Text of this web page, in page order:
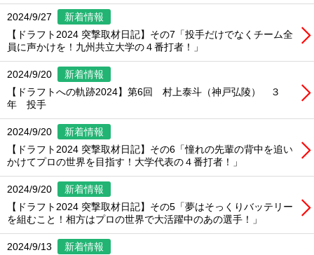
2024/9/27
新着情報
【ドラフト2024 突撃取材日記】その7「投手だけでなくチーム全
員に声かけを！九州共立大学の４番打者！」
2024/9/20
新着情報
【ドラフトへの軌跡2024】第6回 村上泰斗（神戸弘陵） ３
年 投手
2024/9/20
新着情報
【ドラフト2024 突撃取材日記】その6「憧れの先輩の背中を追い
かけてプロの世界を目指す！大学代表の４番打者！」
2024/9/20
新着情報
【ドラフト2024 突撃取材日記】その5「夢はそっくりバッテリー
を組むこと！相方はプロの世界で大活躍中のあの選手！」
2024/9/13
新着情報